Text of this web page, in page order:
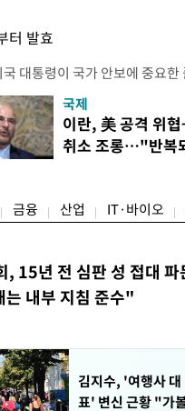
터 발효
대통령이 국가 안보에 중요한
을 보호하기 위한 조치를 단행했
지 시간) 폴리실리콘 및 폴리실
입가격제를 적용하고, 일부 파
를 부과하는 내용의 선언문에 서
국제
이란, 美 공격 위
취소 조롱…"반복
금융 산업 IT·바이오
, 15년 전 심판 성 접대 파
내부 지침 준수"
김지수, '여행사 대
표' 변신 근황 "가